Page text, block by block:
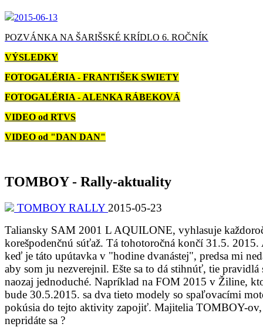
2015-06-13
POZVÁNKA NA ŠARIŠSKÉ KRÍDLO 6. ROČNÍK
VÝSLEDKY
FOTOGALÉRIA - FRANTIŠEK SWIETY
FOTOGALÉRIA - ALENKA RÁBEKOVÁ
VIDEO od RTVS
VIDEO od "DAN DAN"
TOMBOY - Rally-aktuality
TOMBOY RALLY 2015-05-23
Taliansky SAM 2001 L AQUILONE, vyhlasuje
korešpodenčnú súťaž. Tá tohotoročná končí 31.5. 2015.
keď je táto upútavka v "hodine dvanástej", predsa mi
aby som ju nezverejnil. Ešte sa to dá stihnúť, tie pravidlá
naozaj jednoduché. Napríklad na FOM 2015 v Žiline,
bude 30.5.2015. sa dva tieto modely so spaľovacími
pokúsia do tejto aktivity zapojiť. Majitelia TOMBOY-ov,
nepridáte sa ?